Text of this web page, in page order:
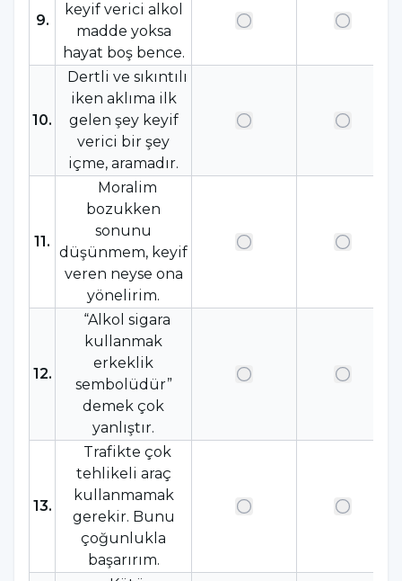
9.
keyif verici alkol
madde yoksa
hayat boş bence.
10.
Dertli ve sıkıntılı
iken aklıma ilk
gelen şey keyif
verici bir şey
içme, aramadır.
11.
Moralim
bozukken
sonunu
düşünmem, keyif
veren neyse ona
yönelirim.
12.
“Alkol sigara
kullanmak
erkeklik
sembolüdür”
demek çok
yanlıştır.
13.
Trafikte çok
tehlikeli araç
kullanmamak
gerekir. Bunu
çoğunlukla
başarırım.